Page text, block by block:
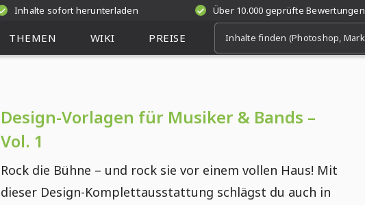
Inhalte sofort herunterladen Über 10.000 geprüfte Bewertungen
THEMEN WIKI PREISE
Design-Vorlagen für Musiker & Bands –
Vol. 1
Rock die Bühne – und rock sie vor einem vollen Haus! Mit
dieser Design-Komplettausstattung schlägst du auch in